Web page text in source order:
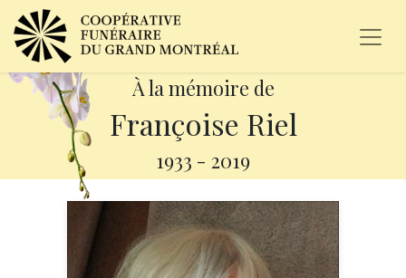
À la mémoire de
Françoise Riel
1933 - 2019